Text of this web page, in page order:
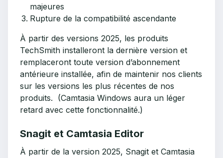
majeures
Rupture de la compatibilité ascendante
À partir des versions 2025, les produits
TechSmith installeront la dernière version et
remplaceront toute version d’abonnement
antérieure installée, afin de maintenir nos clients
sur les versions les plus récentes de nos
produits. (Camtasia Windows aura un léger
retard avec cette fonctionnalité.)
Snagit et Camtasia Editor
À partir de la version 2025, Snagit et Camtasia